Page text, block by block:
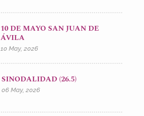
10 DE MAYO SAN JUAN DE
ÁVILA
10 May, 2026
SINODALIDAD (26.5)
06 May, 2026